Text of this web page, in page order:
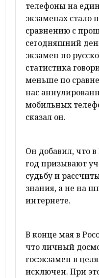
телефоны на
экзаменах стало
сравнению с
сегодняшний
экзамен по
статистика
меньше по
нас
мобильных
сказал он.
Он добавил, что
год призывают
судьбу и
знания, а не на
интернете.
В конце мая в
что личный
госэкзамен в
исключен. При